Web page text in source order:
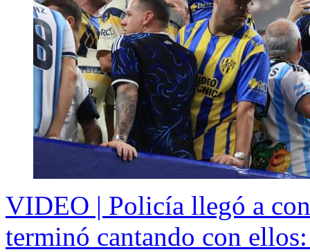
VIDEO | Policía llegó a
terminó cantando con